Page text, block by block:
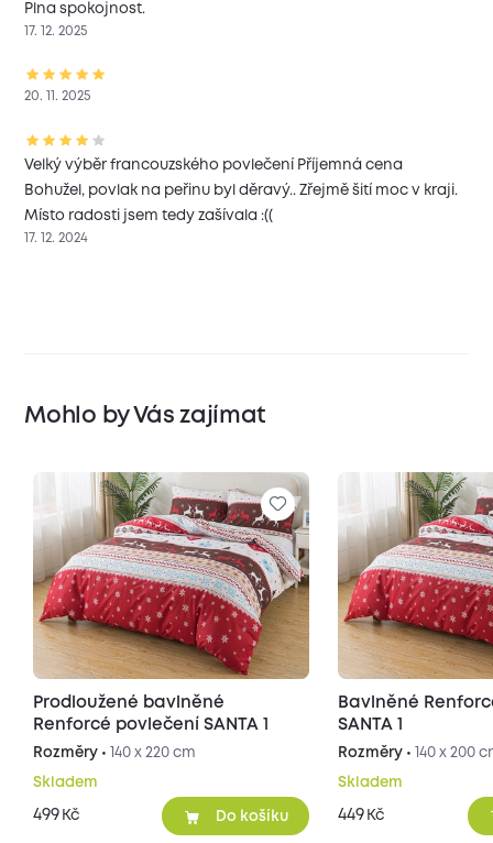
Plna spokojnost.
17. 12. 2025
20. 11. 2025
Velký výběr francouzského povlečení Příjemná cena
Bohužel, povlak na peřinu byl děravý.. Zřejmě šití moc v kraji.
Místo radosti jsem tedy zašívala :((
17. 12. 2024
Mohlo by Vás zajímat
Prodloužené bavlněné
Renforcé povlečení SANTA 1
Rozměry • 140 x 220 cm
Skladem
499 Kč Do košíku
Bavlněné
SANTA 1
Rozměry • 140 x 200
Skladem
449 Kč